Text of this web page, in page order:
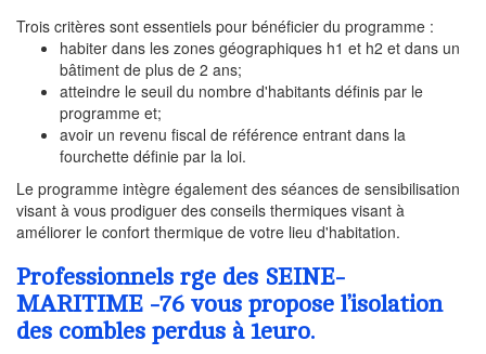
Trois critères sont essentiels pour bénéficier du programme :
habiter dans les zones géographiques h1 et h2 et dans un
bâtiment de plus de 2 ans;
atteindre le seuil du nombre d'habitants définis par le
programme et;
avoir un revenu fiscal de référence entrant dans la
fourchette définie par la loi.
Le programme intègre également des séances de sensibilisation
visant à vous prodiguer des conseils thermiques visant à
améliorer le confort thermique de votre lieu d'habitation.
Professionnels rge des SEINE-
MARITIME -76 vous propose l’isolation
des combles perdus à 1euro.